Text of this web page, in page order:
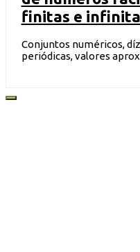
finitas e
Conjuntos numéricos,
periódicas, valores